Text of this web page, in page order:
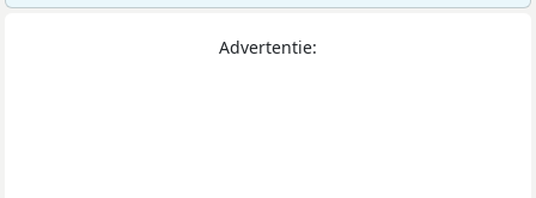
Advertentie: